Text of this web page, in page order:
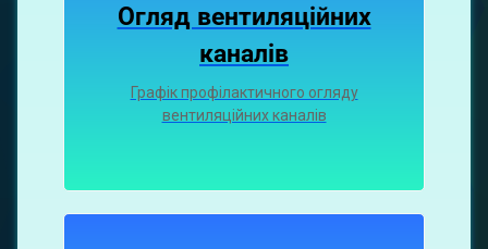
Огляд вентиляційних
каналiв
Графiк профiлактичного огляду
вентиляцiйних каналiв